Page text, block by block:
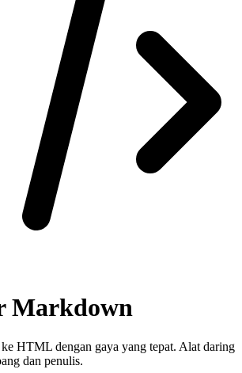
Markdown
HTML dengan gaya yang tepat. Alat daring
dan penulis.